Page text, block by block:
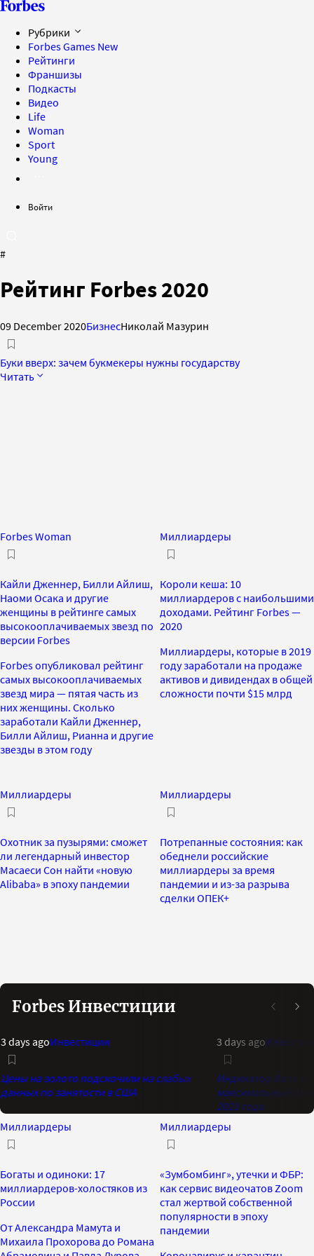
Рубрики
Forbes Games New
Рейтинги
Франшизы
Подкасты
Видео
Life
Woman
Sport
Young
Войти
#
Рейтинг Forbes 2020
09 December 2020БизнесНиколай Мазурин
Буки вверх: зачем букмекеры нужны государству
Читать
Forbes Woman
Кайли Дженнер, Билли Айлиш,
Наоми Осака и другие
женщины в рейтинге самых
высокооплачиваемых звезд по
версии Forbes
Forbes опубликовал рейтинг
самых высокооплачиваемых
звезд мира — пятая часть из
них женщины. Сколько
заработали Кайли Дженнер,
Билли Айлиш, Рианна и другие
звезды в этом году
Миллиардеры
Короли кеша: 10
миллиардеров с наибольшими
доходами. Рейтинг Forbes —
2020
Миллиардеры, которые в 2019
году заработали на продаже
активов и дивидендах в общей
сложности почти $15 млрд
Миллиардеры
Охотник за пузырями: сможет
ли легендарный инвестор
Масаеси Сон найти «новую
Alibaba» в эпоху пандемии
Миллиардеры
Потрепанные состояния: как
обеднели российские
миллиардеры за время
пандемии и из-за разрыва
сделки ОПЕК+
Forbes Инвестиции
3 days agoИнвестиции
Цены на золото подскочили на слабых
данных по занятости в США
3 days ago
Индикатор Bank of
максимальный
2021 года
Миллиардеры
Богаты и одиноки: 17
миллиардеров-холостяков из
России
От Александра Мамута и
Михаила Прохорова до Романа
Миллиардеры
«Зумбомбинг», утечки и ФБР:
как сервис видеочатов Zoom
стал жертвой собственной
популярности в эпоху
пандемии